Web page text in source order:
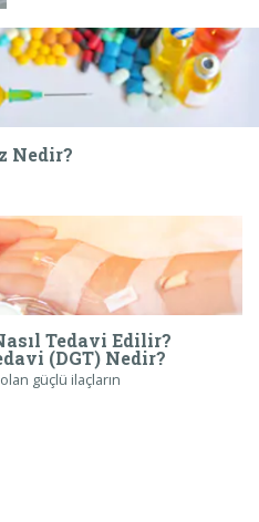
Nedir?
Tedavi Edilir?
(DGT) Nedir?
güçlü ilaçların